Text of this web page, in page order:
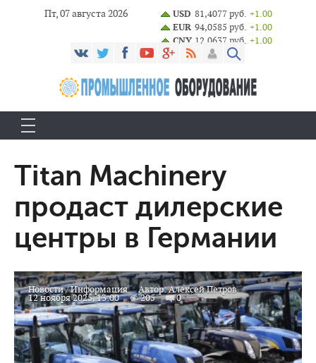
Пт, 07 августа 2026 USD 81,4077 руб. +1.00
EUR 94,0585 руб. +1.00
CNY 12,0637 руб. +1.00
Titan Machinery
продаст дилерские
центры в Германии
Новости/Информация Автор:Алексей Петров
12 ноября 2025, 13:00 205 0